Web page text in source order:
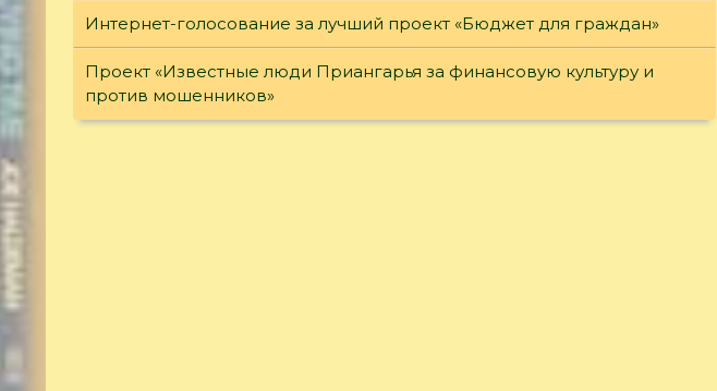
Интернет-голосование за лучший проект «Бюджет для граждан»
Проект «Известные люди Приангарья за финансовую культуру и
против мошенников»